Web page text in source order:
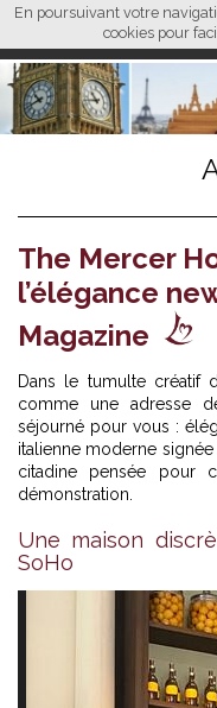
En poursuivant votre
cookies pour
L M
The Mercer
l’élégance
Magazine
Dans le tumulte créatif
comme une adresse
séjourné pour vous :
italienne moderne signée
citadine pensée pour
démonstration.
Une maison
SoHo